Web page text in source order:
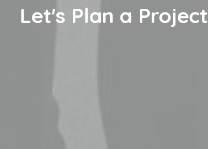
Let's Plan a Project